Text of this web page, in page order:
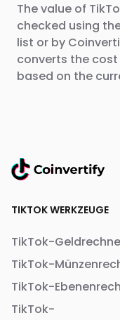
The value of
checked using
list or by
converts the cost
based on the
TIKTOK WERKZEUGE
TikTok-
TikTok-
TikTok-
TikTok-